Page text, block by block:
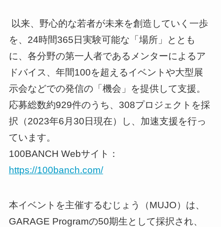
以来、野心的な若者が未来を創造していく一歩
を、24時間365日実験可能な「場所」ととも
に、各分野の第一人者であるメンターによるア
ドバイス、年間100を超えるイベントや大型展
示会などでの発信の「機会」を提供して支援。
応募総数約929件のうち、308プロジェクトを採
択（2023年6月30日現在）し、加速支援を行っ
ています。
100BANCH Webサイト：
https://100banch.com/
本イベントを主催するむじょう（MUJO）は、
GARAGE Programの50期生として採択され、